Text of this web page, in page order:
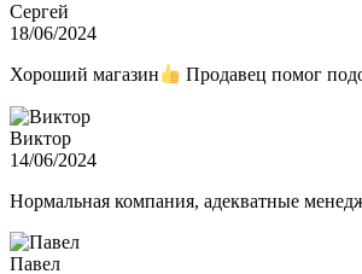
Сергей
18/06/2024
Хороший магазин Продавец помог
Виктор
14/06/2024
Нормальная компания, адекватные
Павел